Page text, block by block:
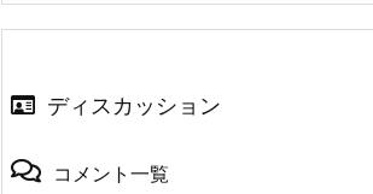
ディスカッション
コメント一覧